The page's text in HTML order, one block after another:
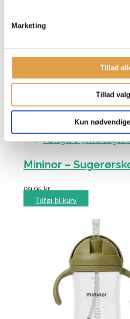
Marketing
Tillad
Tillad
Kun
På lager 1-3 hverdages
Mininor –
99,95kr.
Tilføj til kurv